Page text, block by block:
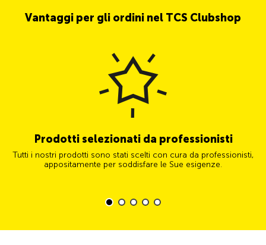
Vantaggi per gli ordini nel TCS Clubshop
Prodotti selezionati da professionisti
Tutti i nostri prodotti sono stati scelti con cura da professionisti,
appositamente per soddisfare le Sue esigenze.